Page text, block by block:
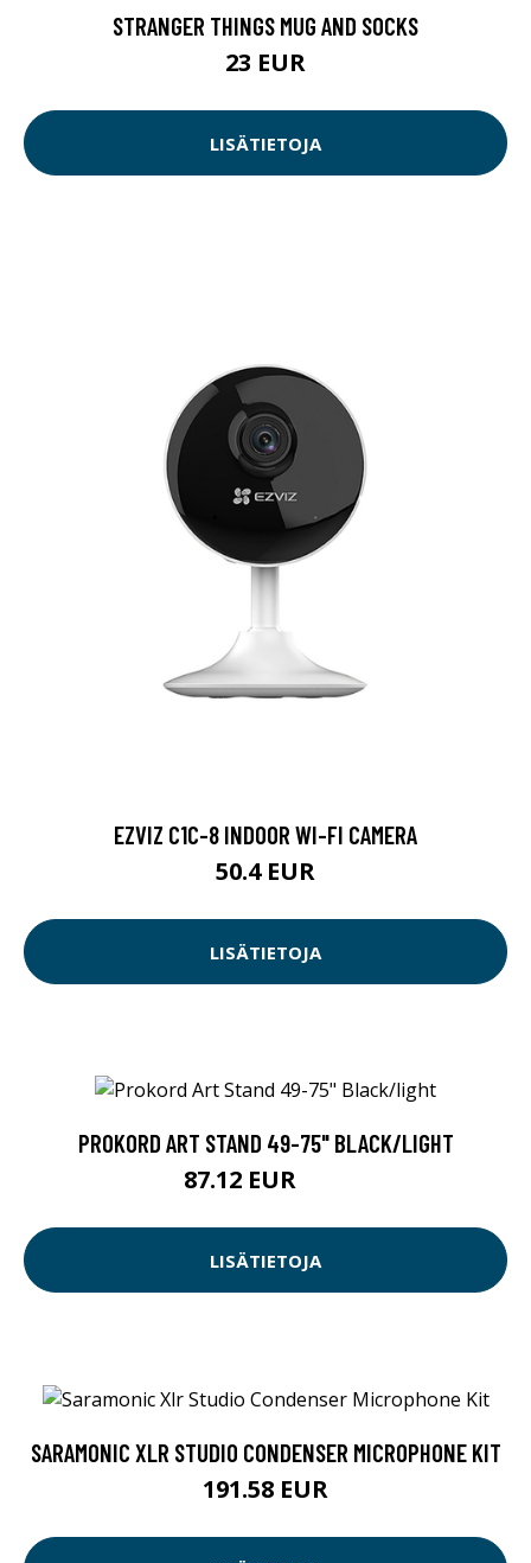
STRANGER THINGS MUG AND SOCKS
23 EUR
LISÄTIETOJA
EZVIZ C1C-8 INDOOR WI-FI CAMERA
50.4 EUR
LISÄTIETOJA
PROKORD ART STAND 49-75" BLACK/LIGHT
87.12 EUR
LISÄTIETOJA
SARAMONIC XLR STUDIO CONDENSER MICROPHONE KIT
191.58 EUR